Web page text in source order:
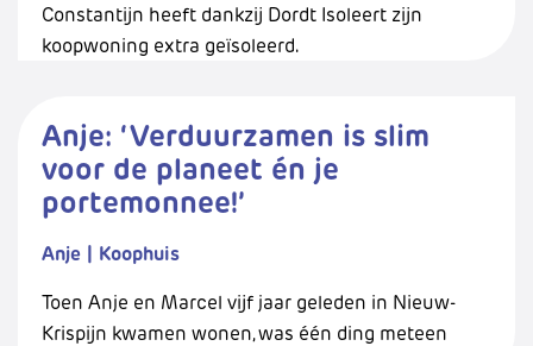
Constantijn heeft dankzij Dordt Isoleert zijn
koopwoning extra geïsoleerd.
Anje: ‘Verduurzamen is slim
voor de planeet én je
portemonnee!’
Anje | Koophuis
Toen Anje en Marcel vijf jaar geleden in Nieuw-
Krispijn kwamen wonen, was één ding meteen